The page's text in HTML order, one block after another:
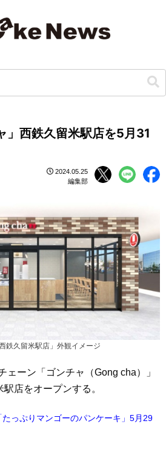
」西鉄久留米駅店を5月31
2024.05.25
編集部
鉄久留米駅店」外観イメージ
ェーン「ゴンチャ（Gong cha）」
店をオープンする。
たっぷりマンゴーのパンケーキ」5月29